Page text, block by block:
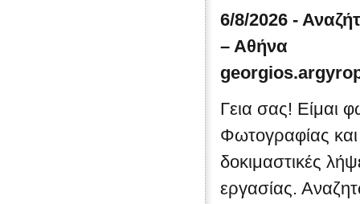
6/8/2026 -
– Αθήνα
Γεια σας! Είμαι
Φωτογραφίας
δοκιμαστικές
εργασίας.